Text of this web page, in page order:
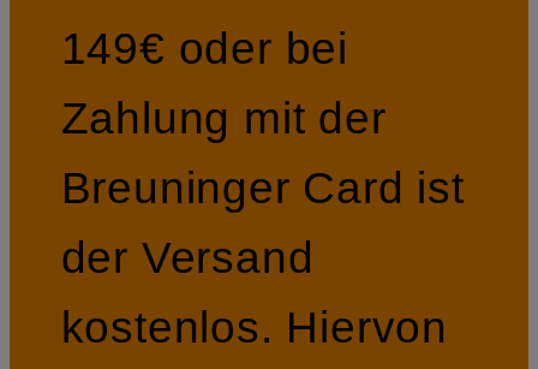
149€ oder bei
Zahlung mit der
Breuninger Card ist
der Versand
kostenlos. Hiervon